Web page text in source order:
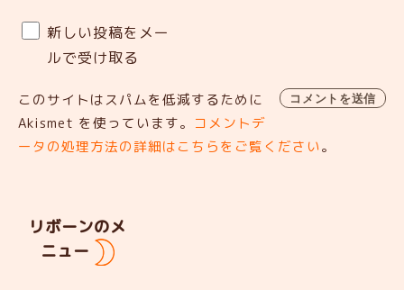
新しい投稿をメー
ルで受け取る
このサイトはスパムを低減するために
Akismet を使っています。 コメントデ
ータの処理方法の詳細はこちらをご覧ください。
リボーンのメ
ニュー